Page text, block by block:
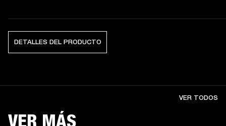
DETALLES DEL PRODUCTO
VER MÁS
VER TODOS